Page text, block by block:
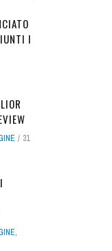
I
31
,